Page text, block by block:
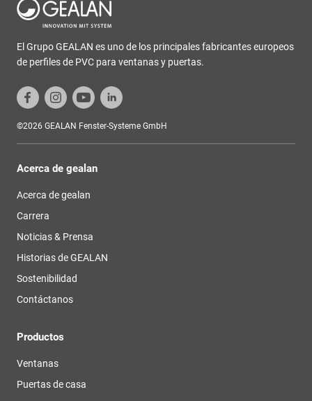
El Grupo GEALAN es uno de los principales fabricantes europeos
de perfiles de PVC para ventanas y puertas.
©2026 GEALAN Fenster-Systeme GmbH
Acerca de gealan
Acerca de gealan
Carrera
Noticias & Prensa
Historias de GEALAN
Sostenibilidad
Contáctanos
Productos
Ventanas
Puertas de casa